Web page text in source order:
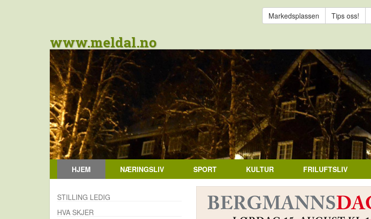
Markedsplassen Tips oss!
www.meldal.no
HJEM NÆRINGSLIV SPORT KULTUR FRILUFTSLIV
STILLING LEDIG
HVA SKJER